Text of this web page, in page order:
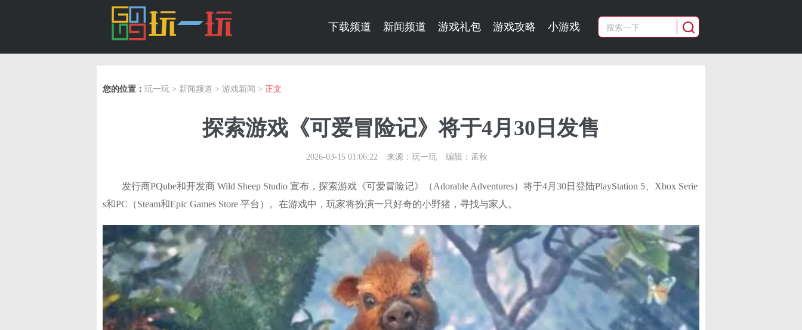
下载频道 新闻频道 游戏礼包 游戏攻略 小游戏
您的位置： 玩一玩 > 新闻频道 > 游戏新闻 > 正文
探索游戏《可爱冒险记》将于4月30日发售
2026-03-15 01:06:22 来源：玩一玩 编辑：孟秋
发行商PQube和开发商 Wild Sheep Studio 宣布，探索游戏《可爱冒险记》（Adorable Adventures）将于4月30日登陆PlayStation 5、Xbox Serie
s和PC（Steam和Epic Games Store 平台）。在游戏中，玩家将扮演一只好奇的小野猪，寻找与家人。